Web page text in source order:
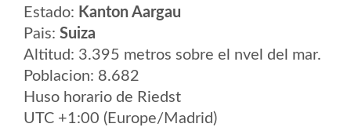
Estado: Kanton Aargau
Pais: Suiza
Altitud: 3.395 metros sobre el nvel del mar.
Poblacion: 8.682
Huso horario de Riedst
UTC +1:00 (Europe/Madrid)